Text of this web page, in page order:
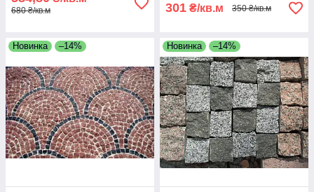
680 ₴/кв.м 301 ₴/кв.м 350 ₴/кв.м
Новинка –14% Новинка –14%